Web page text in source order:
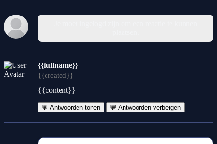
{{fullname}}
{{created}}
{{content}}
💬 Antwoorden tonen 💬 Antwoorden verbergen